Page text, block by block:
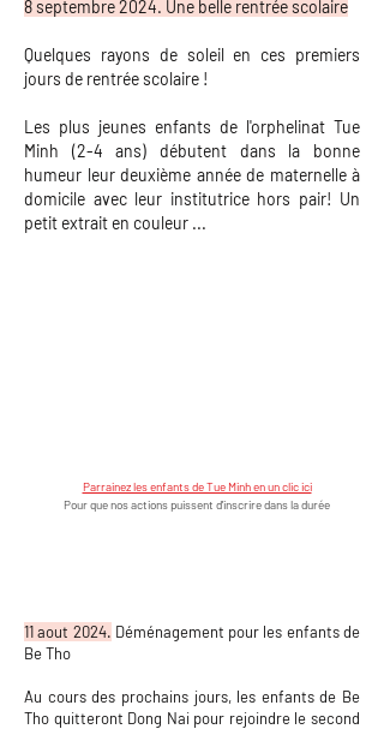
8 septembre 2024. Une belle rentrée scolaire
Quelques rayons de soleil en ces premiers
jours de rentrée scolaire !
Les plus jeunes enfants de l'orphelinat Tue
Minh (2-4 ans) débutent dans la bonne
humeur leur deuxième année de maternelle à
domicile avec leur institutrice hors pair! Un
petit extrait en couleur ...
Parrainez les enfants de Tue Minh en un clic ici
Pour que nos actions puissent d'inscrire dans la durée
11 aout 2024. Déménagement pour les enfants de
Be Tho
Au cours des prochains jours, les enfants de Be
Tho quitteront Dong Nai pour rejoindre le second